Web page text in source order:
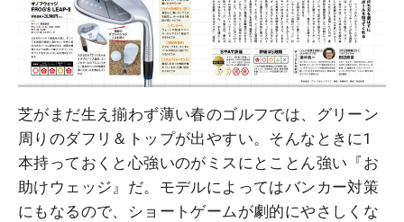
芝がまだ生え揃わず薄い春のゴルフでは、グリーン
周りのダフリ＆トップが出やすい。そんなときに1
本持っておくと心強いのがミスにとことん強い『お
助けウェッジ』だ。モデルによってはバンカー対策
にもなるので、ショートゲームが劇的にやさしくな